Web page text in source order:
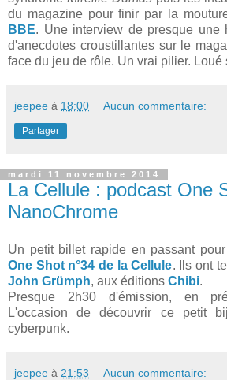
du magazine pour finir par la
BBE. Une interview de presque une
d'anecdotes croustillantes sur le
face du jeu de rôle. Un vrai pilier. Loué
jeepee à 18:00 Aucun commentaire:
Partager
mardi 11 novembre 2014
La Cellule : podcast One
NanoChrome
Un petit billet rapide en passant
One Shot n°34 de la Cellule. Ils ont
John Grümph, aux éditions Chibi.
Presque 2h30 d'émission, en
L'occasion de découvrir ce petit
cyberpunk.
jeepee à 21:53 Aucun commentaire: